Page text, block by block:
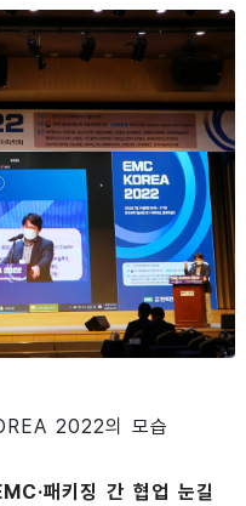
2022의 모습
패키징 간 협업 눈길